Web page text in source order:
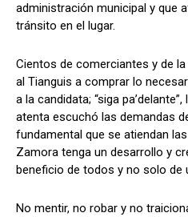
administración municipal y que
tránsito en el lugar.
Cientos de comerciantes y de
al Tianguis a comprar lo
a la candidata; “siga
atenta escuchó las demandas
fundamental que se atiendan
Zamora tenga un desarrollo y
beneficio de todos y no solo de
No mentir, no robar y no